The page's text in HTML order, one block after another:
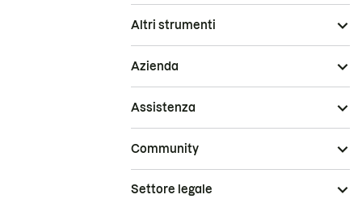
Altri strumenti
Azienda
Assistenza
Community
Settore legale